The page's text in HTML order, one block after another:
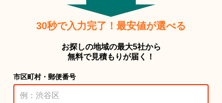
30秒で入力完了！最安値が選べる
お探しの地域の最大5社から
無料で見積もりが届く！
市区町村・郵便番号